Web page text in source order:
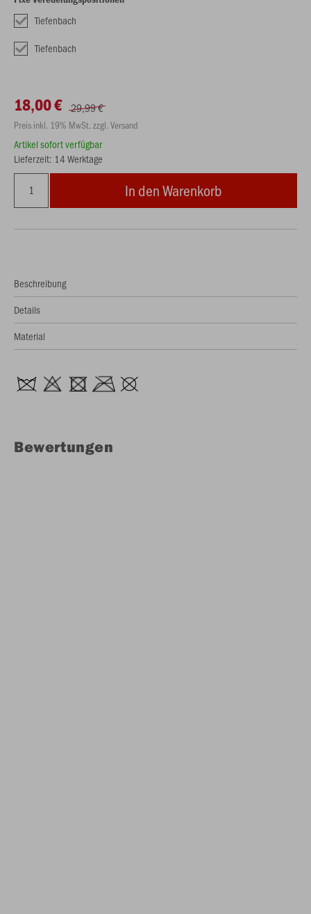
Tiefenbach
Tiefenbach
18,00 € 29,99 €
Preis inkl. 19% MwSt. zzgl. Versand
Artikel sofort verfügbar
Lieferzeit: 14 Werktage
In den Warenkorb
Beschreibung
Details
Material
Bewertungen